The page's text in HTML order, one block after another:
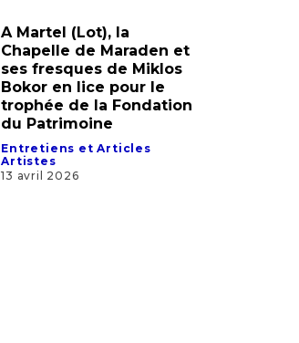
A Martel (Lot), la
Chapelle de Maraden et
ses fresques de Miklos
Bokor en lice pour le
trophée de la Fondation
du Patrimoine
Entretiens et Articles
Artistes